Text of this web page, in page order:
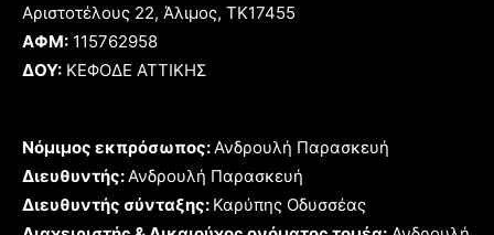
Αριστοτέλους 22, Άλιμος, TK17455
ΑΦΜ: 115762958
ΔΟΥ: ΚΕΦΟΔΕ ΑΤΤΙΚΗΣ
Νόμιμος εκπρόσωπος: Ανδρουλή Παρασκευή
Διευθυντής: Ανδρουλή Παρασκευή
Διευθυντής σύνταξης: Καρύπης Οδυσσέας